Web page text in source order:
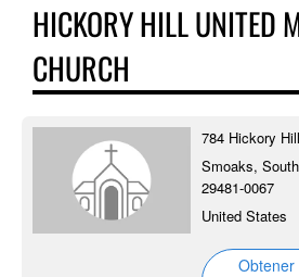
HICKORY HILL UNITED
CHURCH
784 Hickory
Smoaks,
29481-0067
United States
Obtener